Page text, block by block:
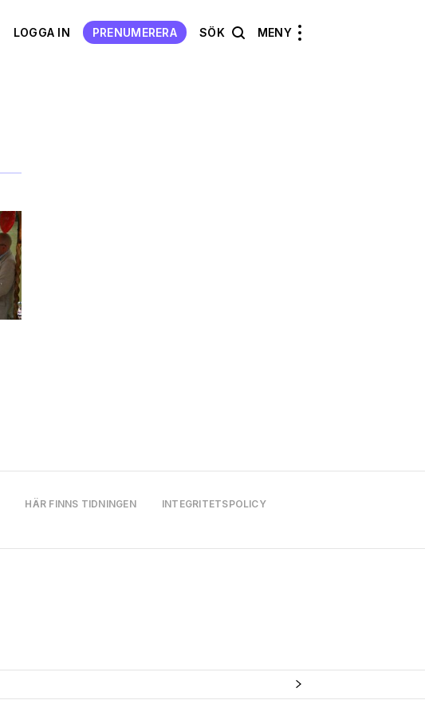
LOGGA IN PRENUMERERA SÖK MENY
HÄR FINNS TIDNINGEN
INTEGRITETSPOLICY